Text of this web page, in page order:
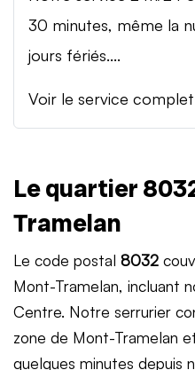
30 minutes, même la
jours fériés....
Voir le service
Le quartier
Tramelan
Le code postal 8032
Mont-Tramelan, incluant
Centre. Notre serrurier
zone de Mont-Tramelan
quelques minutes depuis